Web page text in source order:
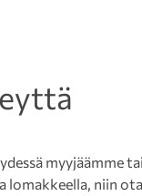
myyjäämme
lomakkeella, niin